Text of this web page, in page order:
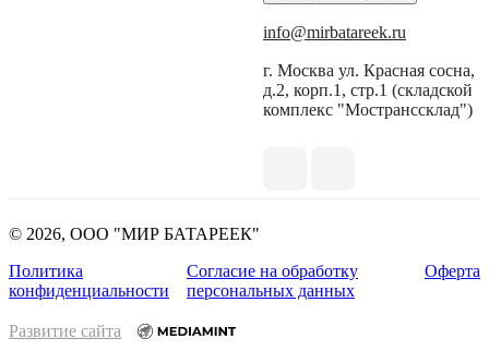
info@mirbatareek.ru
г. Москва ул. Красная сосна,
д.2, корп.1, стр.1 (складской
комплекс "Мостранссклад")
© 2026, ООО "МИР БАТАРЕЕК"
Политика
конфиденциальности
Согласие на обработку
персональных данных
Оферта
Развитие сайта